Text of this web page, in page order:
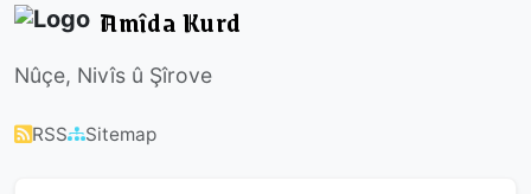
Amîda Kurd
Nûçe, Nivîs û Şîrove
RSS Sitemap